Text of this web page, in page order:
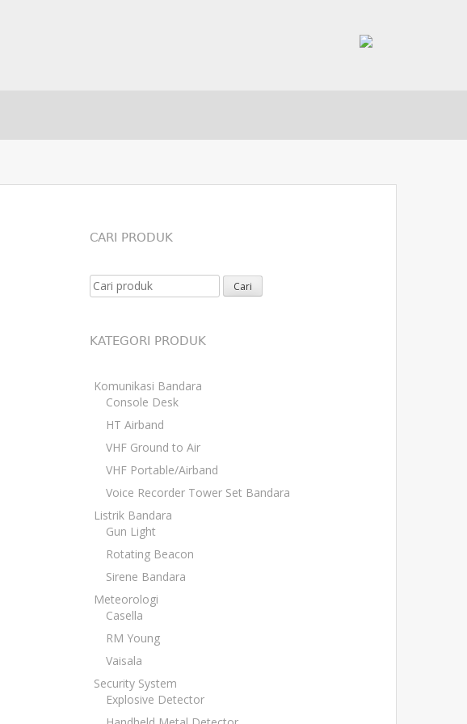
CARI PRODUK
Search for:
KATEGORI PRODUK
Komunikasi Bandara
Console Desk
HT Airband
VHF Ground to Air
VHF Portable/Airband
Voice Recorder Tower Set Bandara
Listrik Bandara
Gun Light
Rotating Beacon
Sirene Bandara
Meteorologi
Casella
RM Young
Vaisala
Security System
Explosive Detector